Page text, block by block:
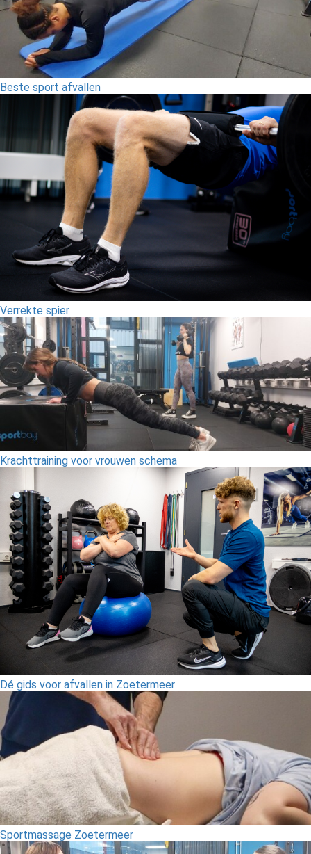
Beste sport afvallen
Verrekte spier
Krachttraining voor vrouwen schema
Dé gids voor afvallen in Zoetermeer
Sportmassage Zoetermeer